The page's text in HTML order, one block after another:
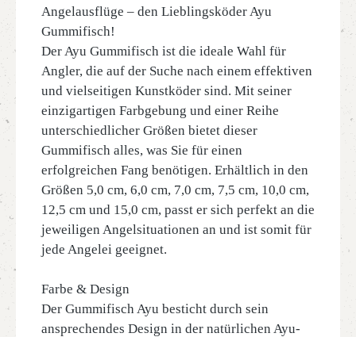
Angelausflüge – den Lieblingsköder Ayu
Gummifisch!
Der Ayu Gummifisch ist die ideale Wahl für
Angler, die auf der Suche nach einem effektiven
und vielseitigen Kunstköder sind. Mit seiner
einzigartigen Farbgebung und einer Reihe
unterschiedlicher Größen bietet dieser
Gummifisch alles, was Sie für einen
erfolgreichen Fang benötigen. Erhältlich in den
Größen 5,0 cm, 6,0 cm, 7,0 cm, 7,5 cm, 10,0 cm,
12,5 cm und 15,0 cm, passt er sich perfekt an die
jeweiligen Angelsituationen an und ist somit für
jede Angelei geeignet.
Farbe & Design
Der Gummifisch Ayu besticht durch sein
ansprechendes Design in der natürlichen Ayu-